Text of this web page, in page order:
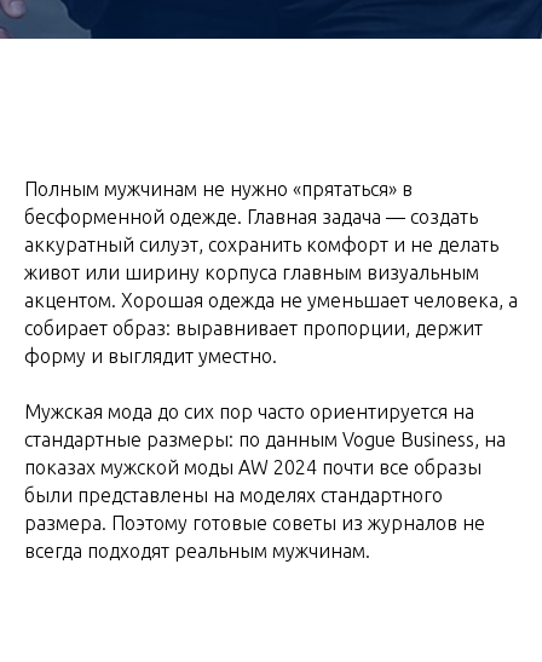
Полным мужчинам не нужно «прятаться» в
бесформенной одежде. Главная задача — создать
аккуратный силуэт, сохранить комфорт и не делать
живот или ширину корпуса главным визуальным
акцентом. Хорошая одежда не уменьшает человека, а
собирает образ: выравнивает пропорции, держит
форму и выглядит уместно.
Мужская мода до сих пор часто ориентируется на
стандартные размеры: по данным Vogue Business, на
показах мужской моды AW 2024 почти все образы
были представлены на моделях стандартного
размера. Поэтому готовые советы из журналов не
всегда подходят реальным мужчинам.